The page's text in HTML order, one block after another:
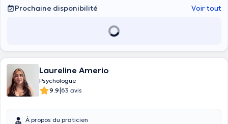
Prochaine disponibilité Voir tout
Laureline Amerio
Psychologue
9.9|63 avis
À propos du praticien